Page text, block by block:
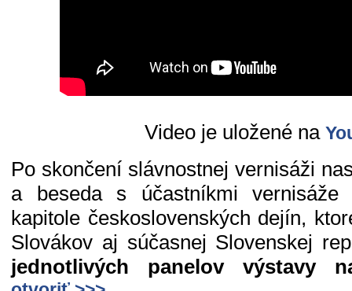
Video je uložené na
Po skončení slávnostnej vernisáži
a beseda s účastníkmi vernisáže
kapitole československých dejín,
Slovákov aj súčasnej Slovenskej
jednotlivých panelov výstavy